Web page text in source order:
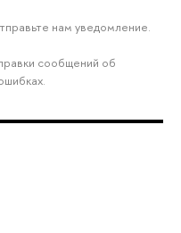
нам уведомление.
сообщений об